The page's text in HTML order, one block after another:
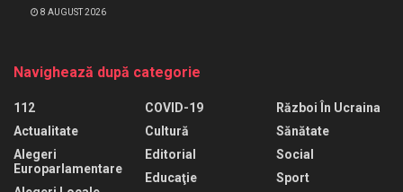
8 AUGUST 2026
Navighează după categorie
112
Actualitate
Alegeri
Europarlamentare
COVID-19
Cultură
Editorial
Educaţie
Război În Ucraina
Sănătate
Social
Sport